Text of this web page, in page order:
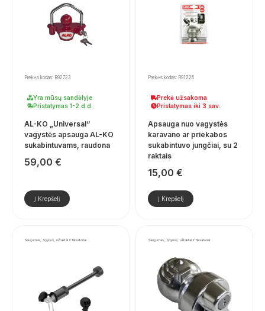
Prekės kodas: R92723
Yra mūsų sandėlyje
Pristatymas 1-2 d.d.
AL-KO „Universal“
vagystės apsauga AL-KO
sukabintuvams, raudona
59,00 €
Į Krepšelį
Prekės kodas: R91226
Prekė užsakoma
Pristatymas iki 3 sav.
Apsauga nuo vagystės
karavano ar priekabos
sukabintuvo jungčiai, su 2
raktais
15,00 €
Į Krepšelį
Saugumas, Spynos, užraktai ir fiksatoriai Saugumas, Spynos, užraktai ir fiksatoriai